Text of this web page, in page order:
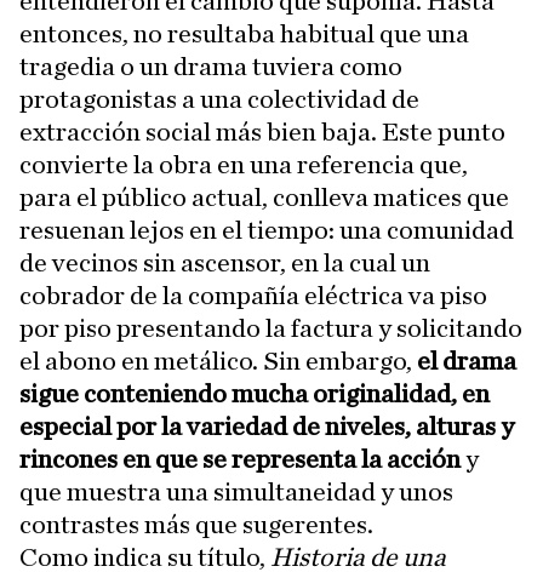
entonces, no resultaba habitual que una
tragedia o un drama tuviera como
protagonistas a una colectividad de
extracción social más bien baja. Este punto
convierte la obra en una referencia que,
para el público actual, conlleva matices que
resuenan lejos en el tiempo: una comunidad
de vecinos sin ascensor, en la cual un
cobrador de la compañía eléctrica va piso
por piso presentando la factura y solicitando
el abono en metálico. Sin embargo, el drama
sigue conteniendo mucha originalidad, en
especial por la variedad de niveles, alturas y
rincones en que se representa la accióny
que muestra una simultaneidad y unos
contrastes más que sugerentes.
Como indica su título, Historia de una